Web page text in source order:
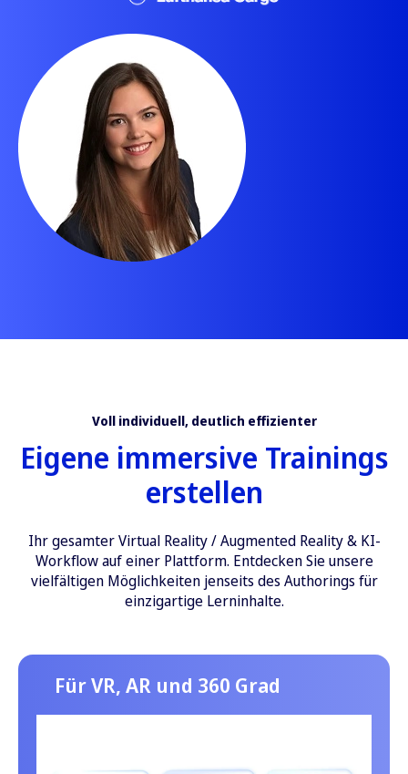
Voll individuell, deutlich effizienter
Eigene immersive Trainings
erstellen
Ihr gesamter Virtual Reality / Augmented Reality & KI-
Workflow auf einer Plattform. Entdecken Sie unsere
vielfältigen Möglichkeiten jenseits des Authorings für
einzigartige Lerninhalte.
Für VR, AR und 360 Grad